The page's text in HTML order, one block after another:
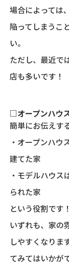
場合によっては
陥ってしまうこ
い。
ただし、最近で
店も多いです！
□オープンハウ
簡単にお伝えす
・オープンハウ
建てた家
・モデルハウス
られた家
という役割です！
いずれも、家の
しやすくなりま
てみてはいかが